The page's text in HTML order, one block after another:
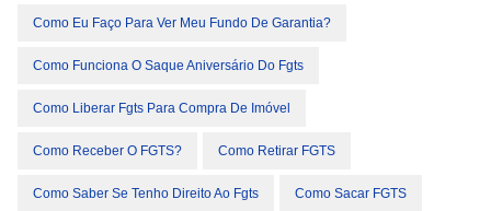
Como Eu Faço Para Ver Meu Fundo De Garantia?
Como Funciona O Saque Aniversário Do Fgts
Como Liberar Fgts Para Compra De Imóvel
Como Receber O FGTS? Como Retirar FGTS
Como Saber Se Tenho Direito Ao Fgts Como Sacar FGTS